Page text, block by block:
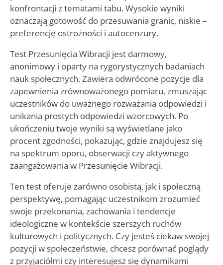
konfrontacji z tematami tabu. Wysokie wyniki
oznaczają gotowość do przesuwania granic, niskie –
preferencję ostrożności i autocenzury.
Test Przesunięcia Wibracji jest darmowy,
anonimowy i oparty na rygorystycznych badaniach
nauk społecznych. Zawiera odwrócone pozycje dla
zapewnienia zrównoważonego pomiaru, zmuszając
uczestników do uważnego rozważania odpowiedzi i
unikania prostych odpowiedzi wzorcowych. Po
ukończeniu twoje wyniki są wyświetlane jako
procent zgodności, pokazując, gdzie znajdujesz się
na spektrum oporu, obserwacji czy aktywnego
zaangażowania w Przesunięcie Wibracji.
Ten test oferuje zarówno osobistą, jak i społeczną
perspektywę, pomagając uczestnikom zrozumieć
swoje przekonania, zachowania i tendencje
ideologiczne w kontekście szerszych ruchów
kulturowych i politycznych. Czy jesteś ciekaw swojej
pozycji w społeczeństwie, chcesz porównać poglądy
z przyjaciółmi czy interesujesz się dynamikami